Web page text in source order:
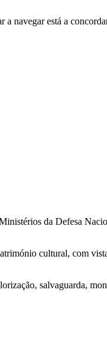
navegar está a
da Defesa
cultural, com
salvaguarda,